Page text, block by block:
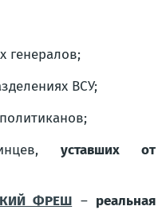
генералов;
ВСУ;
уставших от
ФРЕШ – реальная